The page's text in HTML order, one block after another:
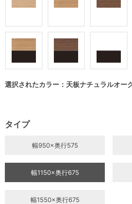
選択されたカラー：天板ナチュラルオー
タイプ
幅950×奥行575
幅1150×奥行675
幅1550×奥行675